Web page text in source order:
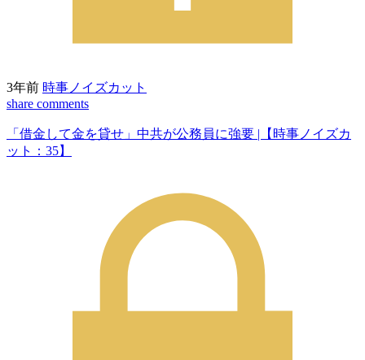
3年前 時事ノイズカット
share comments
「借金して金を貸せ」中共が公務員に強要 |【時事ノイズカ
ット：35】